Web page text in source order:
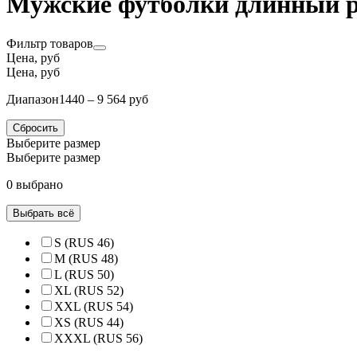
Фильтр товаров
Цена, руб
Цена, руб
Диапазон1440 – 9 564 руб
Сбросить
Выберите размер
Выберите размер
0 выбрано
Выбрать всё
S (RUS 46)
M (RUS 48)
L (RUS 50)
XL (RUS 52)
XXL (RUS 54)
XS (RUS 44)
XXXL (RUS 56)